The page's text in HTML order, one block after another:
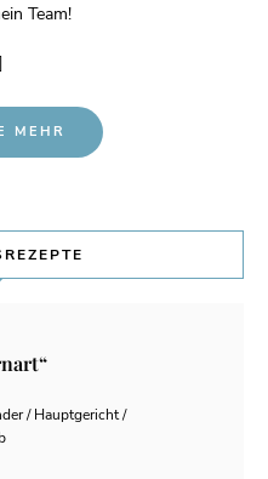
Team!
MEHR
/ Hauptgericht /